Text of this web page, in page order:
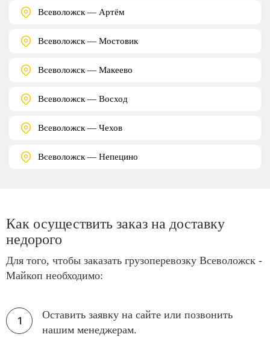
Всеволожск — Артём
Всеволожск — Мостовик
Всеволожск — Макеево
Всеволожск — Восход
Всеволожск — Чехов
Всеволожск — Непецино
Как осуществить заказ на доставку
недорого
Для того, чтобы заказать грузоперевозку Всеволожск -
Майкоп необходимо:
Оставить заявку на сайте или позвонить
нашим менеджерам.